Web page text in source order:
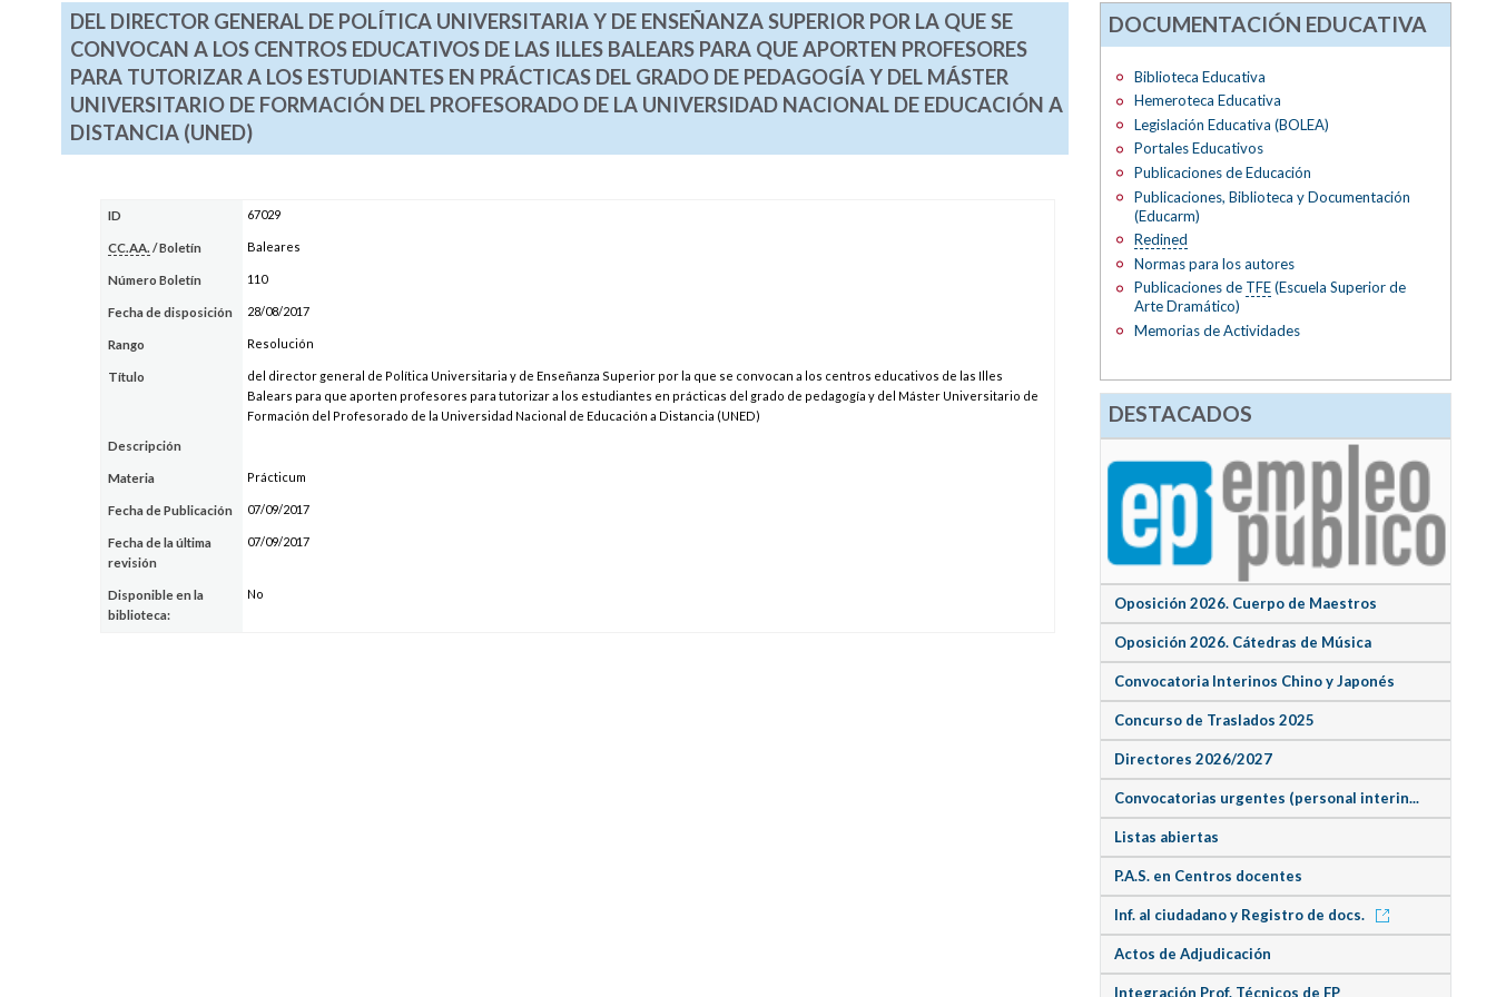
DEL DIRECTOR GENERAL DE POLÍTICA UNIVERSITARIA Y DE ENSEÑANZA SUPERIOR POR LA QUE SE
CONVOCAN A LOS CENTROS EDUCATIVOS DE LAS ILLES BALEARS PARA QUE APORTEN PROFESORES
PARA TUTORIZAR A LOS ESTUDIANTES EN PRÁCTICAS DEL GRADO DE PEDAGOGÍA Y DEL MÁSTER
UNIVERSITARIO DE FORMACIÓN DEL PROFESORADO DE LA UNIVERSIDAD NACIONAL DE EDUCACIÓN A
DISTANCIA (UNED)
ID 67029
CC.AA. / Boletín Baleares
Número Boletín 110
Fecha de disposición 28/08/2017
Rango Resolución
Título
del director general de Política Universitaria y de Enseñanza Superior por la que se convocan a los centros educativos de las Illes
Balears para que aporten profesores para tutorizar a los estudiantes en prácticas del grado de pedagogía y del Máster Universitario de
Formación del Profesorado de la Universidad Nacional de Educación a Distancia (UNED)
Descripción
Materia Prácticum
Fecha de Publicación 07/09/2017
Fecha de la última
revisión
07/09/2017
Disponible en la
biblioteca:
No
DOCUMENTACIÓN EDUCATIVA
Biblioteca Educativa
Hemeroteca Educativa
Legislación Educativa (BOLEA)
Portales Educativos
Publicaciones de Educación
Publicaciones, Biblioteca y Documentación
(Educarm)
Redined
Normas para los autores
Publicaciones de TFE(Escuela Superior de
Arte Dramático)
Memorias de Actividades
DESTACADOS
Oposición 2026. Cuerpo de Maestros
Oposición 2026. Cátedras de Música
Convocatoria Interinos Chino y Japonés
Concurso de Traslados 2025
Directores 2026/2027
Convocatorias urgentes (personal interin...
Listas abiertas
P.A.S. en Centros docentes
Inf. al ciudadano y Registro de docs.
Actos de Adjudicación
Integración Prof. Técnicos de FP